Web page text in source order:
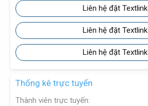
Liên hệ đặt Textlink
Liên hệ đặt Textlink
Liên hệ đặt Textlink
Thống kê trực tuyến
Thành viên trực tuyến